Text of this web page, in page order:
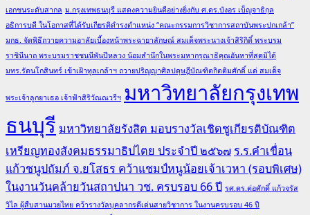
เอกชนระดับสากล ม.กรุงเทพธนบุรี แสดงความยินดีอย่างยิ่งกับ ศ.ดร.บังอร เบ็ญจาธิกุล
อธิการบดี ในโอกาสที่ได้รับเกียรติดำรงตำแหน่ง “คณะกรรมการวิชาการสถาบันพระปกเกล้า”
มกธ. จัดพิธีถวายความอาลัยเบื้องหน้าพระฉายาลักษณ์ สมเด็จพระนางเจ้าสิริกิติ์ พระบรม
ราชินีนาถ พระบรมราชชนนีพันปีหลวง น้อมสำนึกในพระมหากรุณาธิคุณอันหาที่สุดมิได้
มทร.รัตนโกสินทร์ เข้าเฝ้าทูลเกล้าฯ ถวายปริญญาศิลปดุษฎีบัณฑิตกิตติมศักดิ์ แด่ สมเด็จ
พระเจ้าลูกยาเธอ เจ้าฟ้าสิริวัณณวรีฯ มหาวิทยาลัยกรุงเทพ
ธนบุรี มหาวิทยาลัยรังสิต มอบรางวัลเชิดชูเกียรติบัณฑิต
เหรียญทองสังคมธรรมาธิปไตย ประจำปี ๒๕๖๗ ร.ร.คำเขื่อน
แก้วชนูปถัมภ์ จ.ยโสธร คว้าแชมป์หนูน้อยเจ้าเวหา (รอบพิเศษ)
ในงานวันคล้ายวันสถาปนา วช. ครบรอบ 66 ปี รศ.ดร.ต่อศักดิ์ แก้วจรัส
วิไล ผู้สืบสานมวยไทย คว้ารางวัลบุคลากรดีเด่นสายวิชาการ ในงานครบรอบ 46 ปี